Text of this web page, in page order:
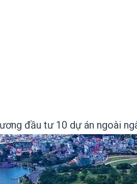
đầu tư 10 dự án ngoài